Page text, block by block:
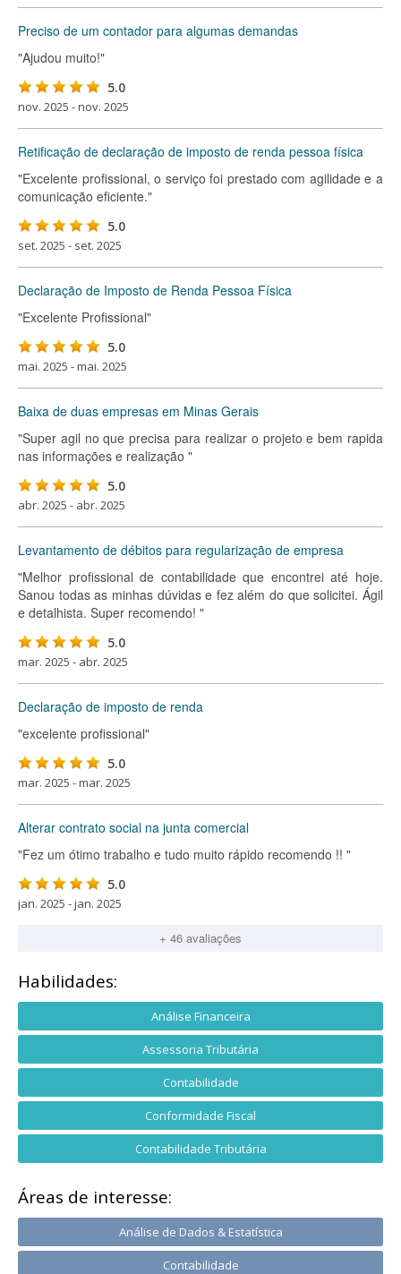
Preciso de um contador para algumas demandas
"Ajudou muito!"
5.0
nov. 2025 - nov. 2025
Retificação de declaração de imposto de renda pessoa física
"Excelente profissional, o serviço foi prestado com agilidade e a
comunicação eficiente."
5.0
set. 2025 - set. 2025
Declaração de Imposto de Renda Pessoa Física
"Excelente Profissional"
5.0
mai. 2025 - mai. 2025
Baixa de duas empresas em Minas Gerais
"Super agil no que precisa para realizar o projeto e bem rapida
nas informações e realização "
5.0
abr. 2025 - abr. 2025
Levantamento de débitos para regularização de empresa
"Melhor profissional de contabilidade que encontrei até hoje.
Sanou todas as minhas dúvidas e fez além do que solicitei. Ágil
e detalhista. Super recomendo! "
5.0
mar. 2025 - abr. 2025
Declaração de imposto de renda
"excelente profissional"
5.0
mar. 2025 - mar. 2025
Alterar contrato social na junta comercial
"Fez um ótimo trabalho e tudo muito rápido recomendo !! "
5.0
jan. 2025 - jan. 2025
+ 46 avaliações
Habilidades:
Análise Financeira
Assessoria Tributária
Contabilidade
Conformidade Fiscal
Contabilidade Tributária
Áreas de interesse:
Análise de Dados & Estatística
Contabilidade